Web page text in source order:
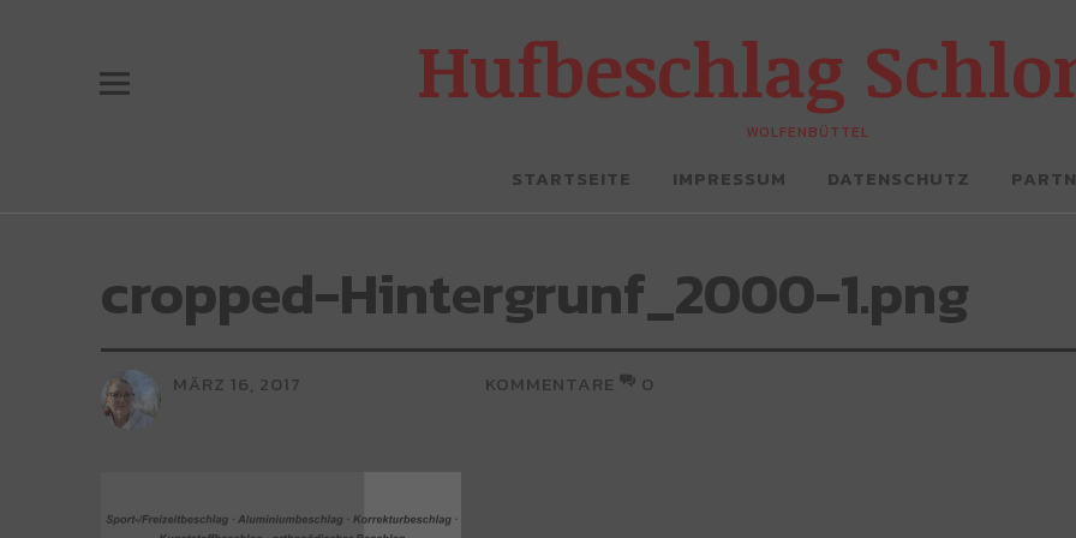
Hufbeschlag
WOLFENBÜTTEL
STARTSEITE IMPRESSUM DATENSCHUTZ
cropped-Hintergrunf_2000-1.png
MÄRZ 16, 2017 KOMMENTARE 0